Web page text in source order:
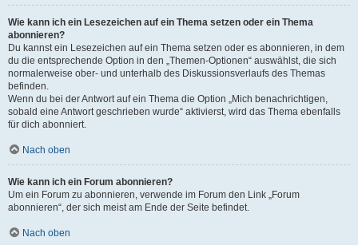
Wie kann ich ein Lesezeichen auf ein Thema setzen oder ein Thema
abonnieren?
Du kannst ein Lesezeichen auf ein Thema setzen oder es abonnieren, in dem
du die entsprechende Option in den „Themen-Optionen“ auswählst, die sich
normalerweise ober- und unterhalb des Diskussionsverlaufs des Themas
befinden.
Wenn du bei der Antwort auf ein Thema die Option „Mich benachrichtigen,
sobald eine Antwort geschrieben wurde“ aktivierst, wird das Thema ebenfalls
für dich abonniert.
Nach oben
Wie kann ich ein Forum abonnieren?
Um ein Forum zu abonnieren, verwende im Forum den Link „Forum
abonnieren“, der sich meist am Ende der Seite befindet.
Nach oben